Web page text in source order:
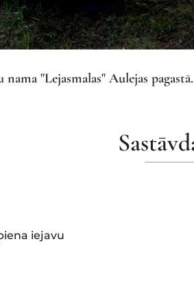
nama "Lejasmalas" Aulejas pagastā.
iejavu